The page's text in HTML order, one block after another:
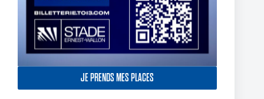
JE PRENDS MES PLACES
Fin de l’aventure Olympienne pour Reubenn Rennie
6 août 2026